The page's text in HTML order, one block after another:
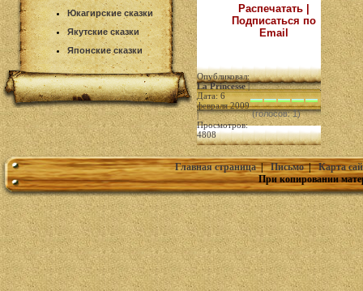
Юкагирские сказки
Якутские сказки
Японские сказки
Распечатать |
Подписаться по
Email
Опубликовал:
La Princesse|
Дата: 6
февраля 2009
|
Просмотров:
4808
(голосов: 1)
Главная страница|Письмо|Карта
При копировании